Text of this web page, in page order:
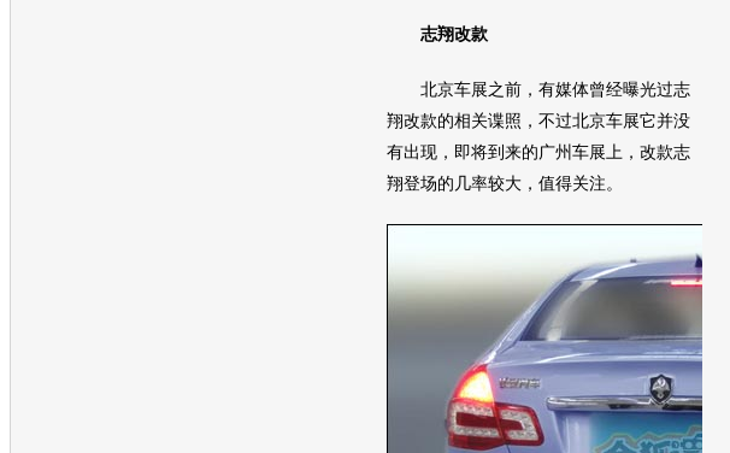
志翔改款
北京车展之前，有媒体曾经曝光过志
翔改款的相关谍照，不过北京车展它并没
有出现，即将到来的 广州车展 上，改款志
翔登场的几率较大，值得关注。